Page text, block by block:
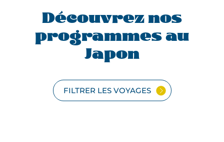
Découvrez nos
programmes au
Japon
FILTRER LES VOYAGES